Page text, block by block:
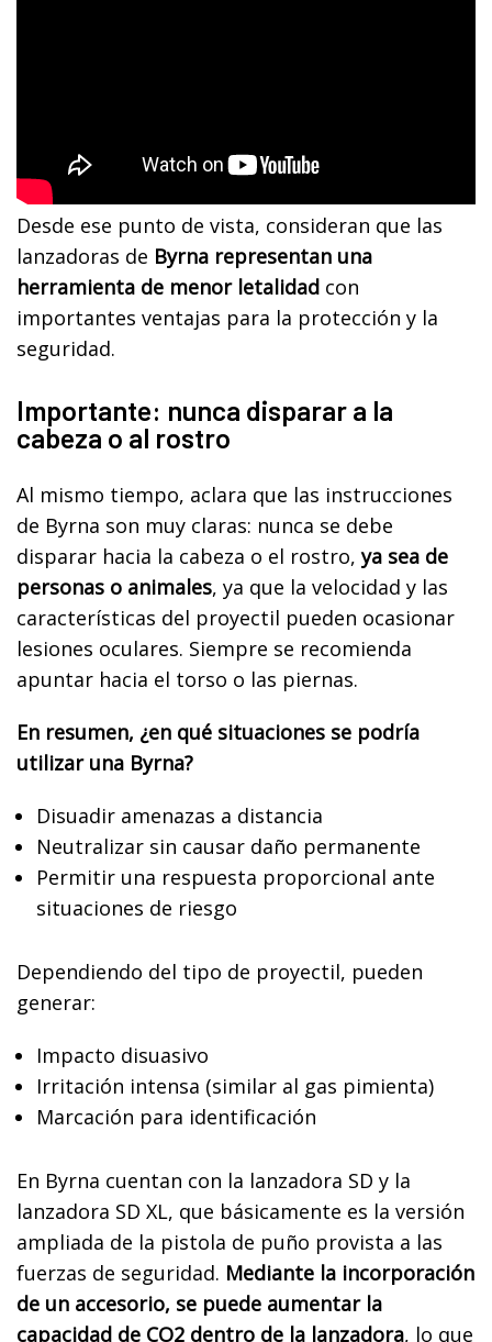
Desde ese punto de vista, consideran que las
lanzadoras de Byrna representan una
herramienta de menor letalidad con
importantes ventajas para la protección y la
seguridad.
Importante: nunca disparar a la
cabeza o al rostro
Al mismo tiempo, aclara que las instrucciones
de Byrna son muy claras: nunca se debe
disparar hacia la cabeza o el rostro,ya sea de
personas o animales, ya que la velocidad y las
características del proyectil pueden ocasionar
lesiones oculares. Siempre se recomienda
apuntar hacia el torso o las piernas.
En resumen, ¿en qué situaciones se podría
utilizar una Byrna?
Disuadir amenazas a distancia
Neutralizar sin causar daño permanente
Permitir una respuesta proporcional ante
situaciones de riesgo
Dependiendo del tipo de proyectil, pueden
generar:
Impacto disuasivo
Irritación intensa (similar al gas pimienta)
Marcación para identificación
En Byrna cuentan con la lanzadora SD y la
lanzadora SD XL, que básicamente es la versión
ampliada de la pistola de puño provista a las
fuerzas de seguridad. Mediante la incorporación
de un accesorio, se puede aumentar la
capacidad de CO2 dentro de la lanzadora, lo que